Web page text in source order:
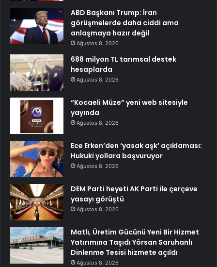
ABD Başkanı Trump: İran
görüşmelerde daha ciddi ama
anlaşmaya hazır değil
Ağustos 8, 2026
688 milyon TL tarımsal destek
hesaplarda
Ağustos 8, 2026
“Kocaeli Müze” yeni web sitesiyle
yayında
Ağustos 8, 2026
Ece Erken’den ‘yasak aşk’ açıklaması:
Hukuki yollara başvuruyor
Ağustos 8, 2026
DEM Parti heyeti AK Parti ile çerçeve
yasayı görüştü
Ağustos 8, 2026
Matlı, Üretim Gücünü Yeni Bir Hizmet
Yatırımına Taşıdı Yörsan Saruhanlı
Dinlenme Tesisi hizmete açıldı
Ağustos 8, 2026